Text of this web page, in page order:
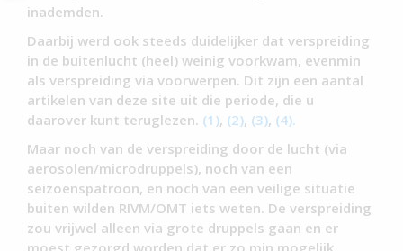
inademden.
Daarbij werd ook steeds duidelijker dat verspreiding
in de buitenlucht (heel) weinig voorkwam, evenmin
als verspreiding via voorwerpen. Dit zijn een aantal
artikelen van deze site uit die periode, die u
daarover kunt teruglezen. (1), (2), (3), (4).
Maar noch van de verspreiding door de lucht (via
aerosolen/microdruppels), noch van een
seizoenspatroon, en noch van een veilige situatie
buiten wilden RIVM/OMT iets weten. De verspreiding
zou vrijwel alleen via grote druppels gaan en er